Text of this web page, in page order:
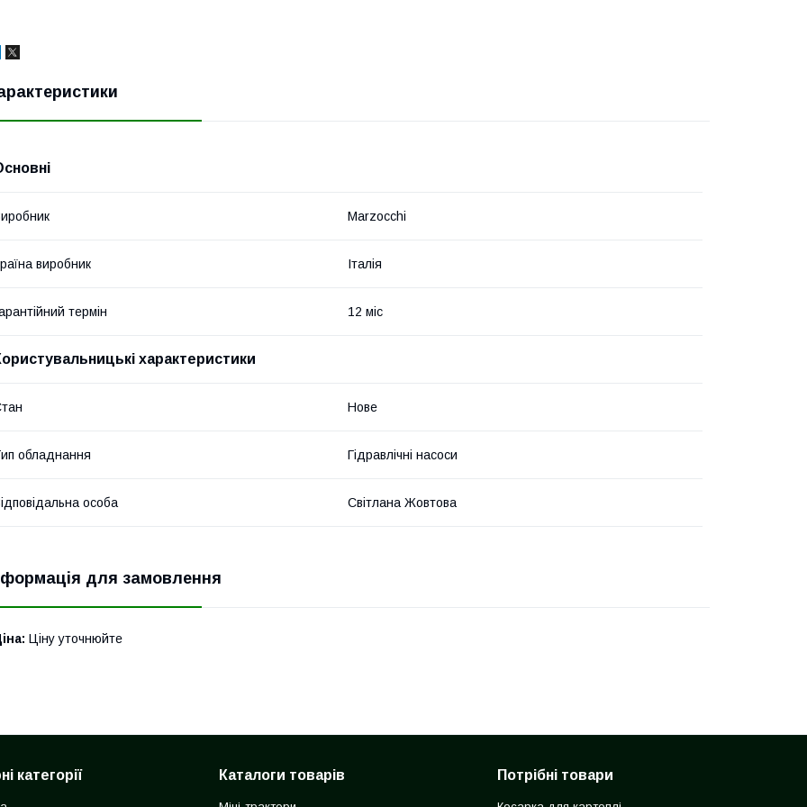
Marzocchi
виробник Італія
термін 12 міс
характеристики
Нове
обладнання Гідравлічні насоси
особа Світлана Жовтова
для замовлення
Ціну уточнюйте
категорії Каталоги товарів Потрібні товари